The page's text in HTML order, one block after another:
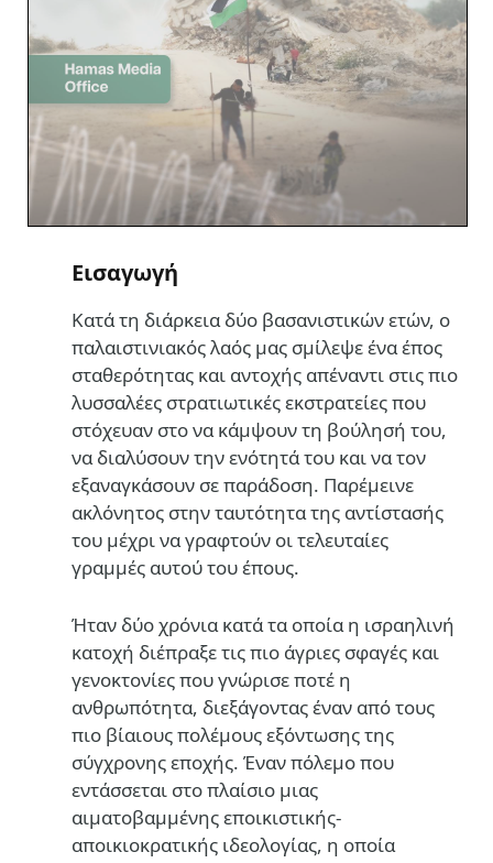
Εισαγωγή
Κατά τη διάρκεια δύο βασανιστικών ετών, ο
παλαιστινιακός λαός μας σμίλεψε ένα έπος
σταθερότητας και αντοχής απέναντι στις πιο
λυσσαλέες στρατιωτικές εκστρατείες που
στόχευαν στο να κάμψουν τη βούλησή του,
να διαλύσουν την ενότητά του και να τον
εξαναγκάσουν σε παράδοση. Παρέμεινε
ακλόνητος στην ταυτότητα της αντίστασής
του μέχρι να γραφτούν οι τελευταίες
γραμμές αυτού του έπους.
Ήταν δύο χρόνια κατά τα οποία η ισραηλινή
κατοχή διέπραξε τις πιο άγριες σφαγές και
γενοκτονίες που γνώρισε ποτέ η
ανθρωπότητα, διεξάγοντας έναν από τους
πιο βίαιους πολέμους εξόντωσης της
σύγχρονης εποχής. Έναν πόλεμο που
εντάσσεται στο πλαίσιο μιας
αιματοβαμμένης εποικιστικής-
αποικιοκρατικής ιδεολογίας, η οποία